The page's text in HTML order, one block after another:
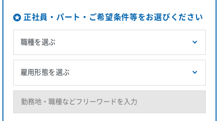
正社員・パート・ご希望条件等をお選びください